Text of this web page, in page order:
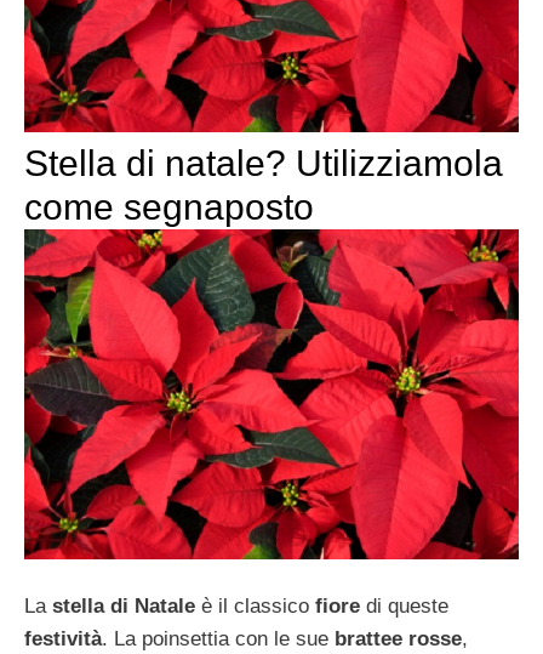
Stella di natale? Utilizziamola
come segnaposto
Lastella di Natale è il classico fiore di queste
festività. La poinsettia con le sue brattee rosse,